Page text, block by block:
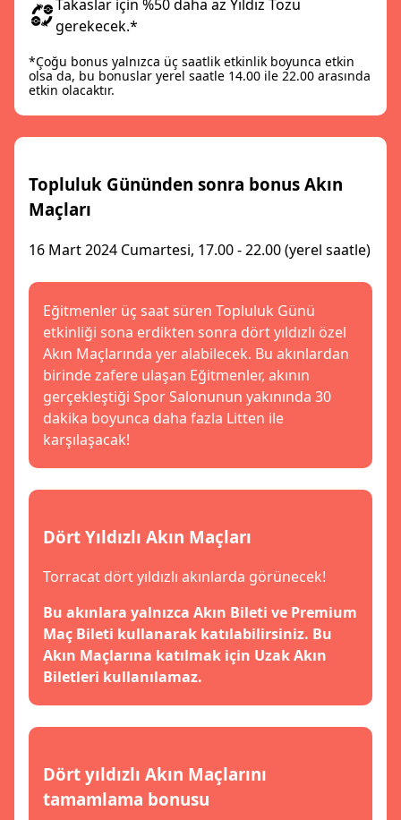
Takaslar için %50 daha az Yıldız Tozu
gerekecek.*
*Çoğu bonus yalnızca üç saatlik etkinlik boyunca etkin
olsa da, bu bonuslar yerel saatle 14.00 ile 22.00 arasında
etkin olacaktır.
Topluluk Gününden sonra bonus Akın
Maçları
16 Mart 2024 Cumartesi, 17.00 - 22.00 (yerel saatle)
Eğitmenler üç saat süren Topluluk Günü
etkinliği sona erdikten sonra dört yıldızlı özel
Akın Maçlarında yer alabilecek. Bu akınlardan
birinde zafere ulaşan Eğitmenler, akının
gerçekleştiği Spor Salonunun yakınında 30
dakika boyunca daha fazla Litten ile
karşılaşacak!
Dört Yıldızlı Akın Maçları
Torracat dört yıldızlı akınlarda görünecek!
Bu akınlara yalnızca Akın Bileti ve Premium
Maç Bileti kullanarak katılabilirsiniz. Bu
Akın Maçlarına katılmak için Uzak Akın
Biletleri kullanılamaz.
Dört yıldızlı Akın Maçlarını
tamamlama bonusu